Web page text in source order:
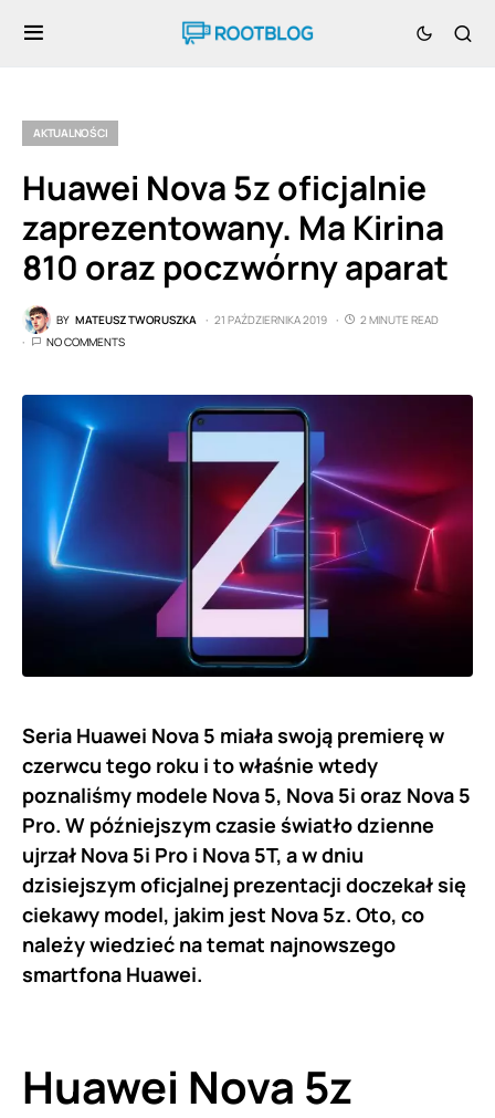
AKTUALNOŚCI
Huawei Nova 5z oficjalnie
zaprezentowany. Ma Kirina
810 oraz poczwórny aparat
BY MATEUSZ TWORUSZKA 21 PAŹDZIERNIKA 2019
2 MINUTE READ
NO COMMENTS
Seria Huawei Nova 5 miała swoją premierę w
czerwcu tego roku i to właśnie wtedy
poznaliśmy modele Nova 5, Nova 5i oraz Nova 5
Pro. W późniejszym czasie światło dzienne
ujrzał Nova 5i Pro i Nova 5T, a w dniu
dzisiejszym oficjalnej prezentacji doczekał się
ciekawy model, jakim jest Nova 5z. Oto, co
należy wiedzieć na temat najnowszego
smartfona Huawei.
Huawei Nova 5z